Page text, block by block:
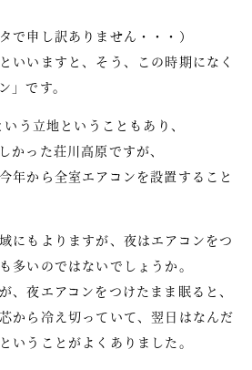
クト
款
ー
で申し訳ありません・・・）
いいますと、そう、この時期になく
」です。
う立地ということもあり、
かった荘川高原ですが、
年から全室エアコンを設置すること
にもよりますが、夜はエアコンをつ
多いのではないでしょうか。
、夜エアコンをつけたまま眠ると、
から冷え切っていて、翌日はなんだ
いうことがよくありました。